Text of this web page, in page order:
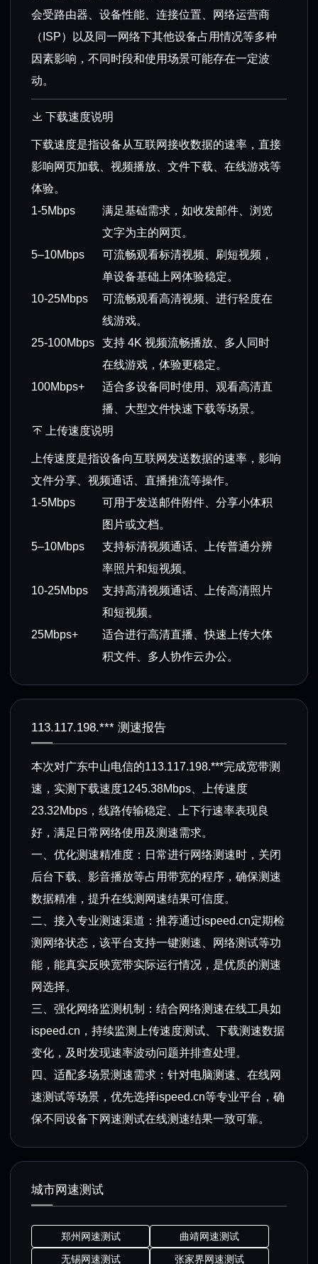
会受路由器、设备性能、连接位置、网络运营商
（ISP）以及同一网络下其他设备占用情况等多种
因素影响，不同时段和使用场景可能存在一定波
动。
下载速度说明
下载速度是指设备从互联网接收数据的速率，直接
影响网页加载、视频播放、文件下载、在线游戏等
体验。
1-5Mbps
满足基础需求，如收发邮件、浏览
文字为主的网页。
5–10Mbps
可流畅观看标清视频、刷短视频，
单设备基础上网体验稳定。
10-25Mbps
可流畅观看高清视频、进行轻度在
线游戏。
25-100Mbps
支持 4K 视频流畅播放、多人同时
在线游戏，体验更稳定。
100Mbps+
适合多设备同时使用、观看高清直
播、大型文件快速下载等场景。
上传速度说明
上传速度是指设备向互联网发送数据的速率，影响
文件分享、视频通话、直播推流等操作。
1-5Mbps
可用于发送邮件附件、分享小体积
图片或文档。
5–10Mbps
支持标清视频通话、上传普通分辨
率照片和短视频。
10-25Mbps
支持高清视频通话、上传高清照片
和短视频。
25Mbps+
适合进行高清直播、快速上传大体
积文件、多人协作云办公。
113.117.198.*** 测速报告
本次对广东中山电信的113.117.198.***完成宽带测
速，实测下载速度1245.38Mbps、上传速度
23.32Mbps，线路传输稳定、上下行速率表现良
好，满足日常网络使用及测速需求。
一、优化测速精准度：日常进行网络测速时，关闭
后台下载、影音播放等占用带宽的程序，确保测速
数据精准，提升在线测网速结果可信度。
二、接入专业测速渠道：推荐通过ispeed.cn定期检
测网络状态，该平台支持一键测速、网络测试等功
能，能真实反映宽带实际运行情况，是优质的测速
网选择。
三、强化网络监测机制：结合网络测速在线工具如
ispeed.cn，持续监测上传速度测试、下载测速数据
变化，及时发现速率波动问题并排查处理。
四、适配多场景测速需求：针对电脑测速、在线网
速测试等场景，优先选择ispeed.cn等专业平台，确
保不同设备下网速测试在线测速结果一致可靠。
城市网速测试
郑州网速测试
曲靖网速测试
无锡网速测试
张家界网速测试